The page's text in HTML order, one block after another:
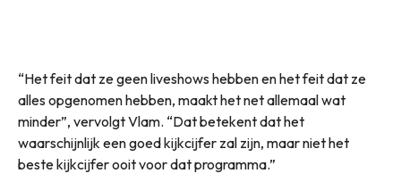
“Het feit dat ze geen liveshows hebben en het feit dat ze
alles opgenomen hebben, maakt het net allemaal wat
minder”, vervolgt Vlam. “Dat betekent dat het
waarschijnlijk een goed kijkcijfer zal zijn, maar niet het
beste kijkcijfer ooit voor dat programma.”